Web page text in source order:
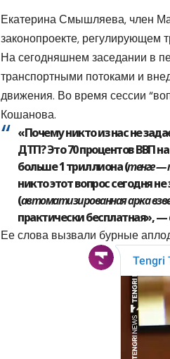
Екатерина Смышляева, член
законопроекте, регулирующем
На сегодняшнем заседании в
транспортными потоками и
движения. Во время сессии
Кошанова.
«Почему никто из нас не
ДТП? Это 70 процентов ВВП
больше 1 триллиона (тенге —
никто этот вопрос сегодня
(автоматизированная арка
практически бесплатная»,
Ее слова вызвали бурные